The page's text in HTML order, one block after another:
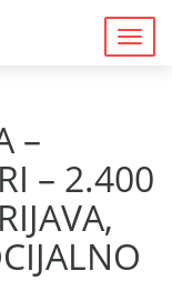
–
– 2.400